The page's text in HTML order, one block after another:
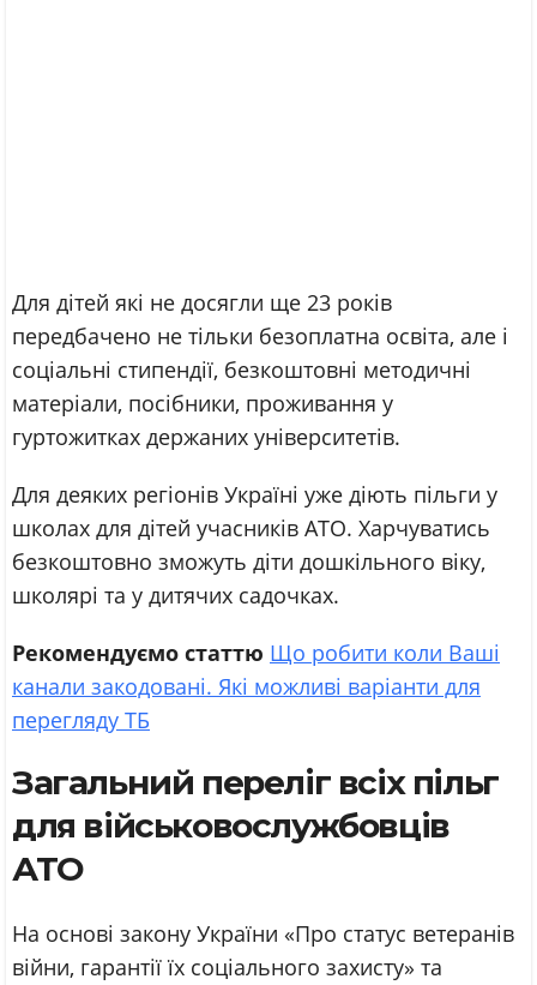
Для дітей які не досягли ще 23 років
передбачено не тільки безоплатна освіта, але і
соціальні стипендії, безкоштовні методичні
матеріали, посібники, проживання у
гуртожитках держаних університетів.
Для деяких регіонів Україні уже діють пільги у
школах для дітей учасників АТО. Харчуватись
безкоштовно зможуть діти дошкільного віку,
школярі та у дитячих садочках.
Рекомендуємо статтю Що робити коли Ваші
канали закодовані. Які можливі варіанти для
перегляду ТБ
Загальний переліг всіх пільг
для військовослужбовців
АТО
На основі закону України «Про статус ветеранів
війни, гарантії їх соціального захисту» та